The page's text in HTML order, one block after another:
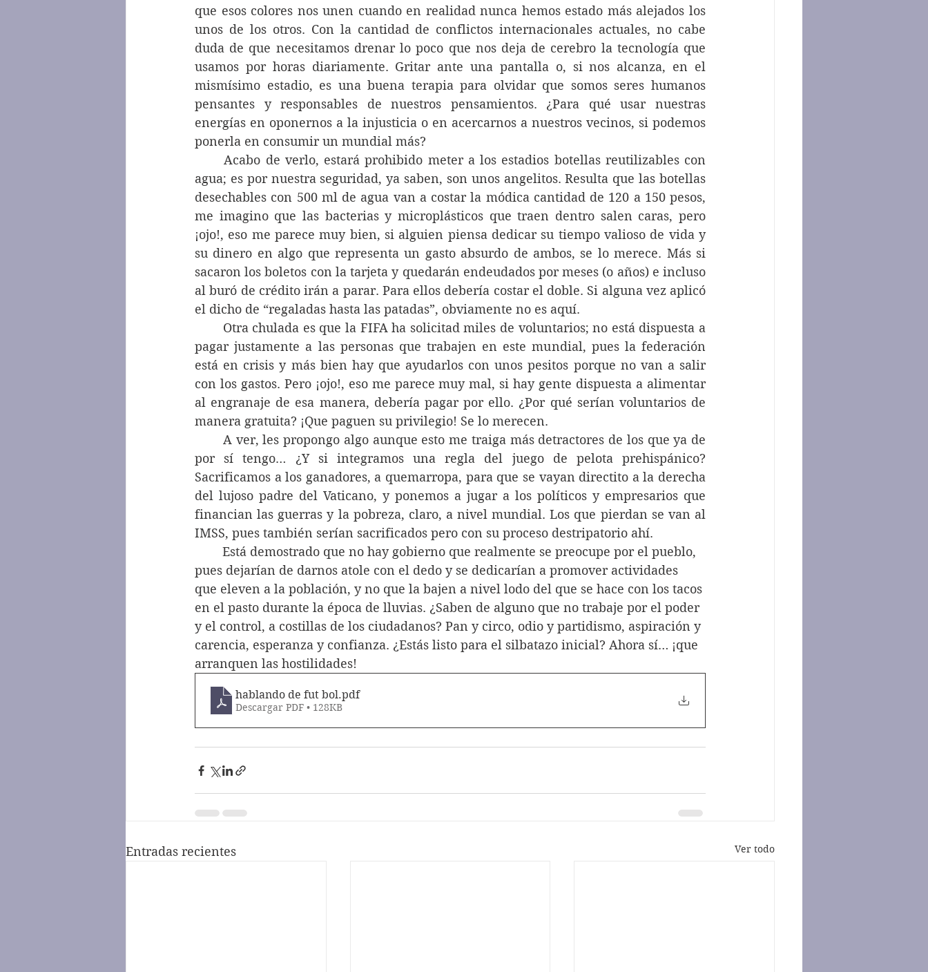
que esos colores nos unen cuando en realidad nunca hemos estado más alejados los
unos de los otros. Con la cantidad de conflictos internacionales actuales, no cabe
duda de que necesitamos drenar lo poco que nos deja de cerebro la tecnología que
usamos por horas diariamente. Gritar ante una pantalla o, si nos alcanza, en el
mismísimo estadio, es una buena terapia para olvidar que somos seres humanos
pensantes y responsables de nuestros pensamientos. ¿Para qué usar nuestras
energías en oponernos a la injusticia o en acercarnos a nuestros vecinos, si podemos
ponerla en consumir un mundial más?
agua; es por nuestra seguridad, ya saben, son unos angelitos. Resulta que las botellas
desechables con 500 ml de agua van a costar la módica cantidad de 120 a 150 pesos,
me imagino que las bacterias y microplásticos que traen dentro salen caras, pero
¡ojo!, eso me parece muy bien, si alguien piensa dedicar su tiempo valioso de vida y
su dinero en algo que representa un gasto absurdo de ambos, se lo merece. Más si
sacaron los boletos con la tarjeta y quedarán endeudados por meses (o años) e incluso
al buró de crédito irán a parar. Para ellos debería costar el doble. Si alguna vez aplicó
el dicho de “regaladas hasta las patadas”, obviamente no es aquí.
pagar justamente a las personas que trabajen en este mundial, pues la federación
está en crisis y más bien hay que ayudarlos con unos pesitos porque no van a salir
con los gastos. Pero ¡ojo!, eso me parece muy mal, si hay gente dispuesta a alimentar
al engranaje de esa manera, debería pagar por ello. ¿Por qué serían voluntarios de
manera gratuita? ¡Que paguen su privilegio! Se lo merecen.
por sí tengo… ¿Y si integramos una regla del juego de pelota prehispánico?
Sacrificamos a los ganadores, a quemarropa, para que se vayan directito a la derecha
del lujoso padre del Vaticano, y ponemos a jugar a los políticos y empresarios que
financian las guerras y la pobreza, claro, a nivel mundial. Los que pierdan se van al
IMSS, pues también serían sacrificados pero con su proceso destripatorio ahí.
pues dejarían de darnos atole con el dedo y se dedicarían a promover actividades
que eleven a la población, y no que la bajen a nivel lodo del que se hace con los tacos
en el pasto durante la época de lluvias. ¿Saben de alguno que no trabaje por el poder
y el control, a costillas de los ciudadanos? Pan y circo, odio y partidismo, aspiración y
carencia, esperanza y confianza. ¿Estás listo para el silbatazo inicial? Ahora sí… ¡que
arranquen las hostilidades!
hablando de fut bol.pdf
Descargar PDF • 128KB
Entradas recientes Ver todo